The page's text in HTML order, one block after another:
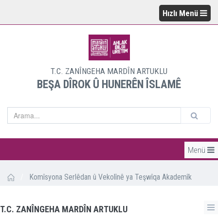
Hızlı Menü
T.C. ZANÎNGEHA MARDÎN ARTUKLU
BEŞA DÎROK Û HUNERÊN ÎSLAMÊ
Menü
Komîsyona Serlêdan û Vekolînê ya Teşwîqa Akademîk
T.C. ZANÎNGEHA MARDÎN ARTUKLU